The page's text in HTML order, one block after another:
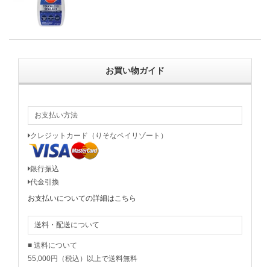
お買い物ガイド
お支払い方法
クレジットカード（りそなペイリゾート）
銀行振込
代金引換
お支払いについての詳細はこちら
送料・配送について
■ 送料について
55,000円（税込）以上で送料無料